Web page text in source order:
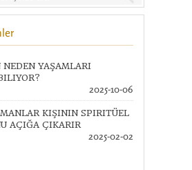
NEDEN YAŞAMLARI
2025-10-06
KIŞININ SPIRITÜEL
AÇIĞA ÇIKARIR
2025-02-02